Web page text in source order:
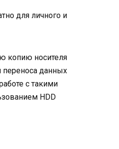
для личного и
копию носителя
переноса данных
с такими
HDD